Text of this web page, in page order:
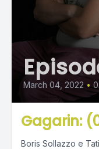
March 04, 2022 •
Gagarin:
Boris Sollazzo e